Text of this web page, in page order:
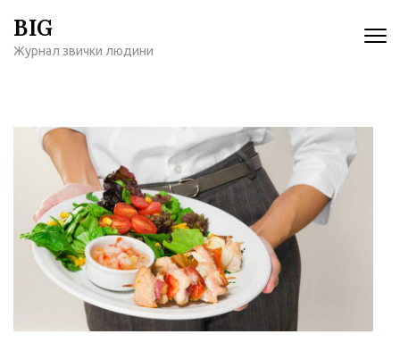
содержимому
BIG
Журнал звички людини